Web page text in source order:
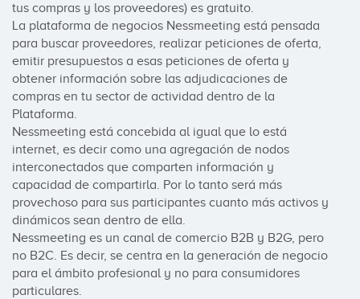
tus compras y los proveedores) es gratuito.
La plataforma de negocios Nessmeeting está pensada
para buscar proveedores, realizar peticiones de oferta,
emitir presupuestos a esas peticiones de oferta y
obtener información sobre las adjudicaciones de
compras en tu sector de actividad dentro de la
Plataforma.
Nessmeeting está concebida al igual que lo está
internet, es decir como una agregación de nodos
interconectados que comparten información y
capacidad de compartirla. Por lo tanto será más
provechoso para sus participantes cuanto más activos y
dinámicos sean dentro de ella.
Nessmeeting es un canal de comercio B2B y B2G, pero
no B2C. Es decir, se centra en la generación de negocio
para el ámbito profesional y no para consumidores
particulares.